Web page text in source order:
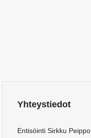
Yhteystiedot
Entisöinti Sirkku Peippo